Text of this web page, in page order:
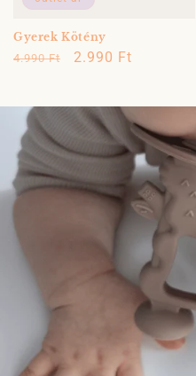
Gyerek Kötény
Normál
4.990 Ft
Akciós
2.990 Ft